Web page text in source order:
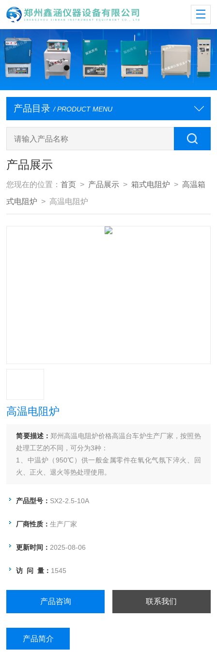
产品目录 / PRODUCT MENU
产品展示
您现在的位置：首页 > 产品展示 >箱式电阻炉 >高温箱
式电阻炉 > 高温电阻炉
高温电阻炉
简要描述：郑州高温电阻炉价格高温台车炉生产厂家，按照热
处理工艺的不同，可分为3种：
1、中温炉（950℃）供一般金属零件在氧化气氛下淬火、回
火、正火、退火等热处理使用。
产品型号： SX2-2.5-10A
厂商性质：生产厂家
更新时间： 2025-08-06
访 问 量： 1545
产品咨询 联系我们
产品简介